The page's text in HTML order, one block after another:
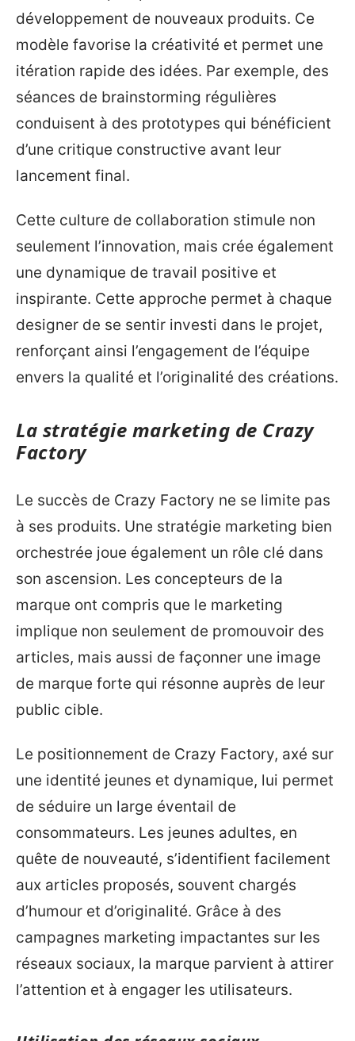
développement de nouveaux produits. Ce
modèle favorise la créativité et permet une
itération rapide des idées. Par exemple, des
séances de brainstorming régulières
conduisent à des prototypes qui bénéficient
d’une critique constructive avant leur
lancement final.
Cette culture de collaboration stimule non
seulement l’innovation, mais crée également
une dynamique de travail positive et
inspirante. Cette approche permet à chaque
designer de se sentir investi dans le projet,
renforçant ainsi l’engagement de l’équipe
envers la qualité et l’originalité des créations.
La stratégie marketing de Crazy
Factory
Le succès de Crazy Factory ne se limite pas
à ses produits. Une stratégie marketing bien
orchestrée joue également un rôle clé dans
son ascension. Les concepteurs de la
marque ont compris que le marketing
implique non seulement de promouvoir des
articles, mais aussi de façonner une image
de marque forte qui résonne auprès de leur
public cible.
Le positionnement de Crazy Factory, axé sur
une identité jeunes et dynamique, lui permet
de séduire un large éventail de
consommateurs. Les jeunes adultes, en
quête de nouveauté, s’identifient facilement
aux articles proposés, souvent chargés
d’humour et d’originalité. Grâce à des
campagnes marketing impactantes sur les
réseaux sociaux, la marque parvient à attirer
l’attention et à engager les utilisateurs.